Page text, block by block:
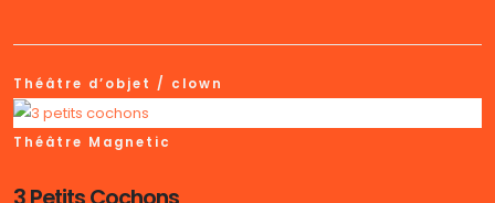
Théâtre d’objet / clown
Théâtre Magnetic